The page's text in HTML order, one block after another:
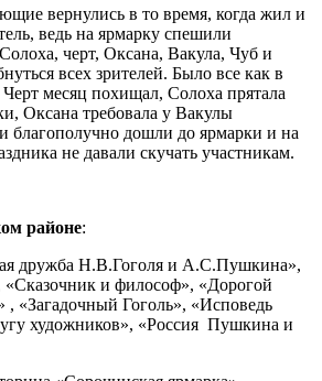
вернулись в то время, когда жил и
ведь на ярмарку спешили
черт, Оксана, Вакула, Чуб и
всех зрителей. Было все как в
месяц похищал, Солоха прятала
Оксана требовала у Вакулы
благополучно дошли до ярмарки и на
не давали скучать участникам.
районе:
дружба Н.В.Гоголя и А.С.Пушкина»,
«Сказочник и философ», «Дорогой
, «Загадочный Гоголь», «Исповедь
художников», «Россия Пушкина и